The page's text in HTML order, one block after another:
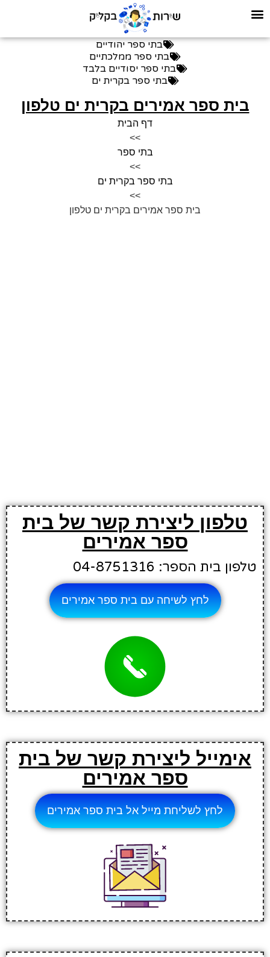
בתי ספר יהודיים
בתי ספר ממלכתיים
בתי ספר יסודיים בלבד
בתי ספר בקרית ים
בית ספר אמירים בקרית ים טלפון
דף הבית
>>
בתי ספר
>>
בתי ספר בקרית ים
>>
בית ספר אמירים בקרית ים טלפון
טלפון ליצירת קשר של בית
ספר אמירים
טלפון בית הספר: 04-8751316
לחץ לשיחה עם בית ספר אמירים
אימייל ליצירת קשר של בית
ספר אמירים
לחץ לשליחת מייל אל בית ספר אמירים